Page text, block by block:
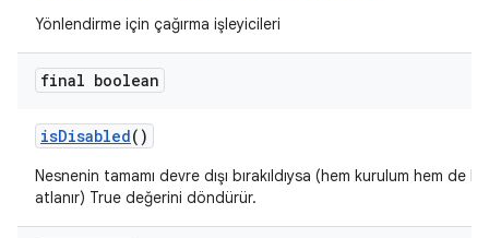
Yönlendirme için çağırma işleyicileri
final boolean
isDisabled()
Nesnenin tamamı devre dışı bırakıldıysa (hem kurulum hem de
atlanır) True değerini döndürür.